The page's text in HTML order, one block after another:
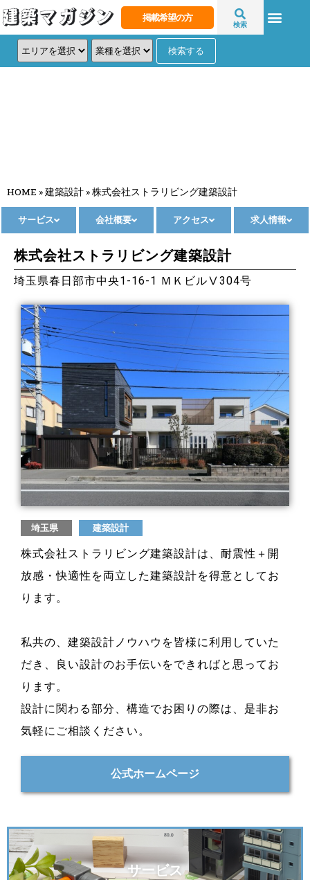
掲載希望の方
検索
HOME »建築設計 »株式会社ストラリビング建築設計
サービス 会社概要 アクセス 求人情報
株式会社ストラリビング建築設計
埼玉県春日部市中央1-16-1 ＭＫビルⅤ304号
埼玉県 建築設計
株式会社ストラリビング建築設計は、耐震性＋開
放感・快適性を両立した建築設計を得意としてお
ります。
私共の、建築設計ノウハウを皆様に利用していた
だき、良い設計のお手伝いをできればと思ってお
ります。
設計に関わる部分、構造でお困りの際は、是非お
気軽にご相談ください。
公式ホームページ
サービス